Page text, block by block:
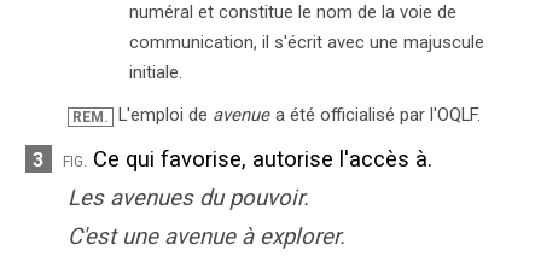
numéral et constitue le nom de la voie de
communication, il s'écrit avec une majuscule
initiale.
REM. L'emploi de avenue a été officialisé par l'OQLF.
3 fig. Ce qui favorise, autorise l'accès à.
Les avenues du pouvoir.
C'est une avenue à explorer.